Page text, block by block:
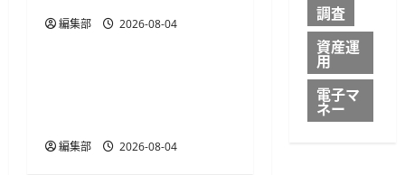
編集部 2026-08-04
企業・財務テック
編集部 2026-08-04
調査
資産運
用
電子マ
ネー